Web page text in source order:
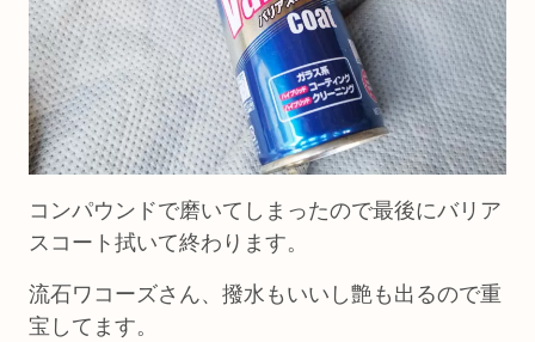
コンパウンドで磨いてしまったので最後にバリア
スコート拭いて終わります。
流石ワコーズさん、撥水もいいし艶も出るので重
宝してます。